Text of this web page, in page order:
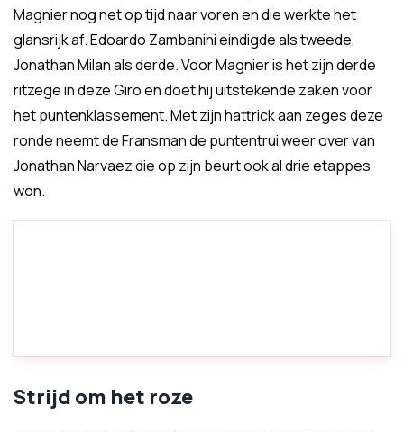
Magnier nog net op tijd naar voren en die werkte het
glansrijk af. Edoardo Zambanini eindigde als tweede,
Jonathan Milan als derde. Voor Magnier is het zijn derde
ritzege in deze Giro en doet hij uitstekende zaken voor
het puntenklassement. Met zijn hattrick aan zeges deze
ronde neemt de Fransman de puntentrui weer over van
Jonathan Narvaez die op zijn beurt ook al drie etappes
won.
Strijd om het roze